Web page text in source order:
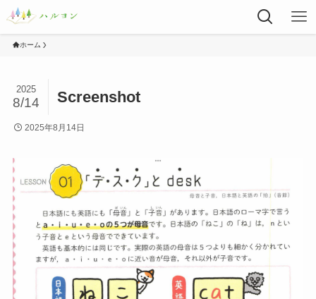
ホーム
Screenshot
2025
8/14
2025年8月14日